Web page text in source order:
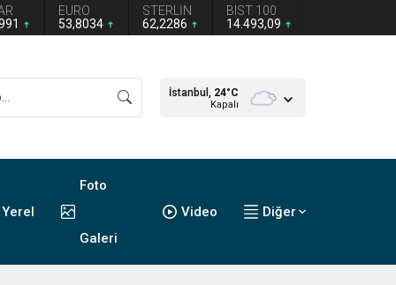
EURO
53,8034
STERLİN
62,2286
BIST 100
14.493,09
İstanbul, 24°C
Kapalı
Yerel
Foto
Galeri
Video Diğer